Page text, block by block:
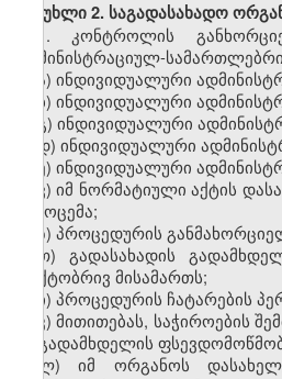
მუხლი2. საგადასახადო
1. კონტროლის
ადმინისტრაციულ-
ა) ინდივიდუალური
ბ) ინდივიდუალური
გ) ინდივიდუალური
დ) ინდივიდუალური
ე) ინდივიდუალური
ვ)იმ ნორმატიული აქტის
გამოცემა;
ზ) პროცედურის
თ) გადასახადის
ფაქტობრივ მისამართს;
ი) პროცედურის ჩატარების
კ)მითითებას, საჭიროების
გადამხდელის
ლ)იმ ორგანოს